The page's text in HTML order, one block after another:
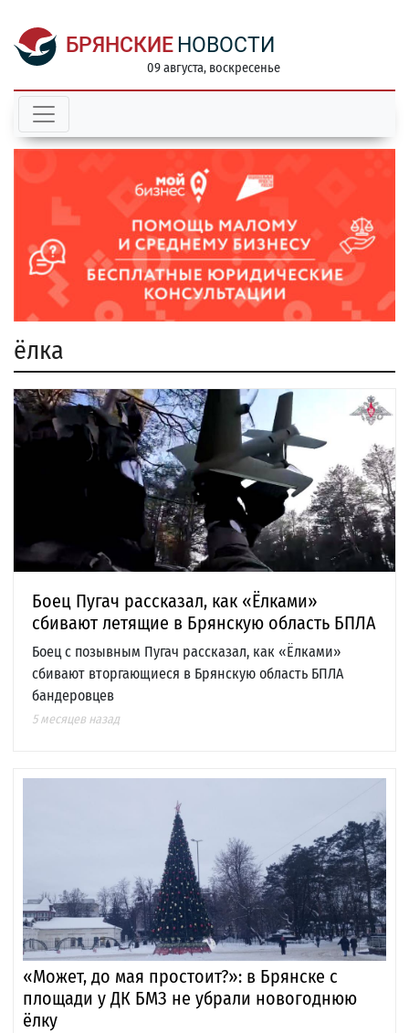
БРЯНСКИЕ НОВОСТИ
09 августа, воскресенье
ёлка
Боец Пугач рассказал, как «Ёлками»
сбивают летящие в Брянскую область БПЛА
Боец с позывным Пугач рассказал, как «Ёлками»
сбивают вторгающиеся в Брянскую область БПЛА
бандеровцев
5 месяцев назад
«Может, до мая простоит?»: в Брянске с
площади у ДК БМЗ не убрали новогоднюю
ёлку